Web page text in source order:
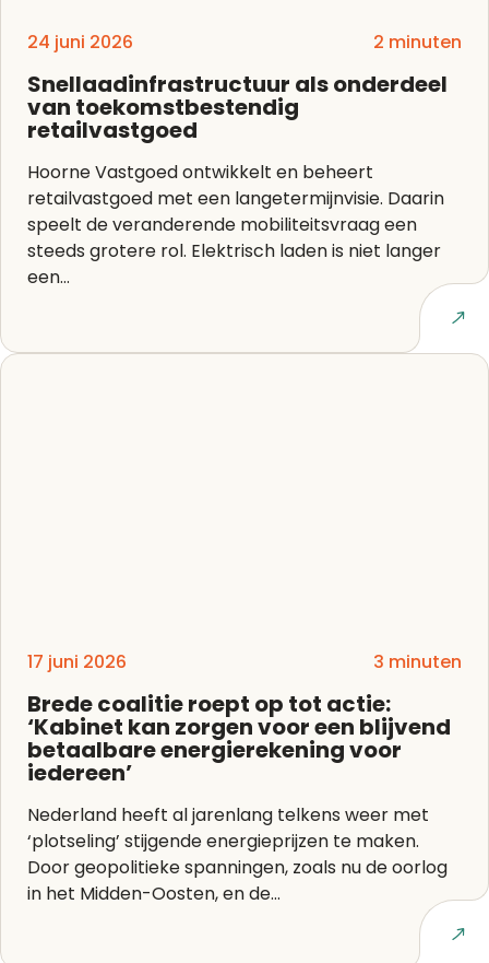
24 juni 2026 2 minuten
Snellaadinfrastructuur als onderdeel
van toekomstbestendig
retailvastgoed
Hoorne Vastgoed ontwikkelt en beheert
retailvastgoed met een langetermijnvisie. Daarin
speelt de veranderende mobiliteitsvraag een
steeds grotere rol. Elektrisch laden is niet langer
een...
Lees artikel
17 juni 2026 3 minuten
Brede coalitie roept op tot actie:
‘Kabinet kan zorgen voor een blijvend
betaalbare energierekening voor
iedereen’
Nederland heeft al jarenlang telkens weer met
‘plotseling’ stijgende energieprijzen te maken.
Door geopolitieke spanningen, zoals nu de oorlog
in het Midden-Oosten, en de...
Lees artikel